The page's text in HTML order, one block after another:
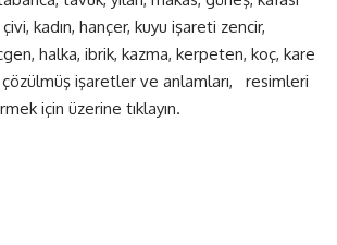
kadın, hançer, kuyu işareti zencir,
halka, ibrik, kazma, kerpeten, koç, kare
işaretler ve anlamları, resimleri
için üzerine tıklayın.